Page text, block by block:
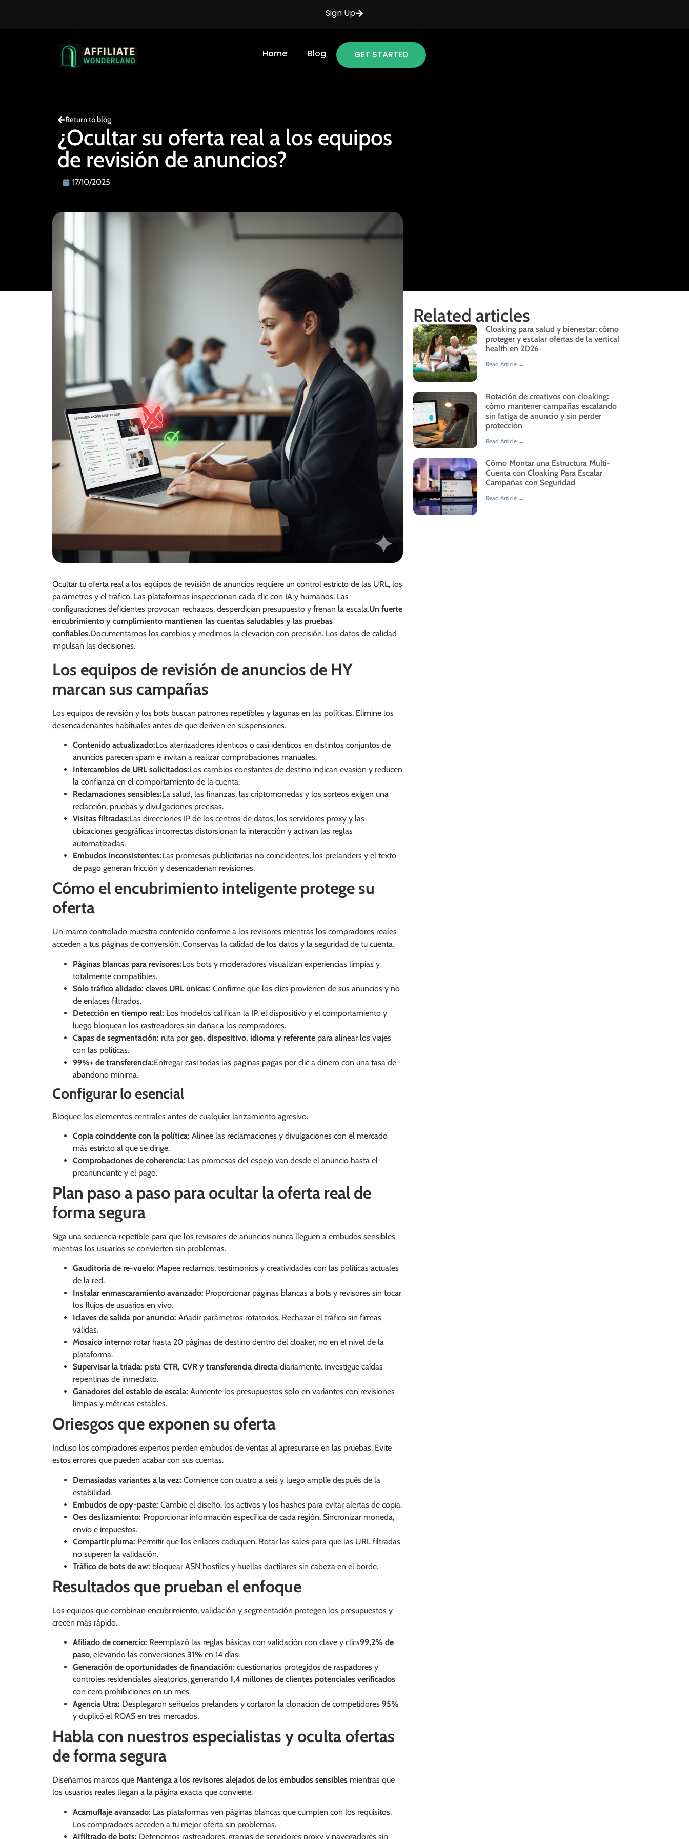
Sign Up
Home Blog GET STARTED
Return to blog
¿Ocultar su oferta real a los equipos
de revisión de anuncios?
17/10/2025
Ocultar tu oferta real a los equipos de revisión de anuncios requiere un control estricto de las URL, los
parámetros y el tráfico. Las plataformas inspeccionan cada clic con IA y humanos. Las
configuraciones deficientes provocan rechazos, desperdician presupuesto y frenan la escala.Un fuerte
encubrimiento y cumplimiento mantienen las cuentas saludables y las pruebas
confiables.Documentamos los cambios y medimos la elevación con precisión. Los datos de calidad
impulsan las decisiones.
Los equipos de revisión de anuncios de HY
marcan sus campañas
Los equipos de revisión y los bots buscan patrones repetibles y lagunas en las políticas. Elimine los
desencadenantes habituales antes de que deriven en suspensiones.
Contenido actualizado:Los aterrizadores idénticos o casi idénticos en distintos conjuntos de
anuncios parecen spam e invitan a realizar comprobaciones manuales.
Intercambios de URL solicitados:Los cambios constantes de destino indican evasión y reducen
la confianza en el comportamiento de la cuenta.
Reclamaciones sensibles:La salud, las finanzas, las criptomonedas y los sorteos exigen una
redacción, pruebas y divulgaciones precisas.
Visitas filtradas:Las direcciones IP de los centros de datos, los servidores proxy y las
ubicaciones geográficas incorrectas distorsionan la interacción y activan las reglas
automatizadas.
Embudos inconsistentes:Las promesas publicitarias no coincidentes, los prelanders y el texto
de pago generan fricción y desencadenan revisiones.
Cómo el encubrimiento inteligente protege su
oferta
Un marco controlado muestra contenido conforme a los revisores mientras los compradores reales
acceden a tus páginas de conversión. Conservas la calidad de los datos y la seguridad de tu cuenta.
Páginas blancas para revisores:Los bots y moderadores visualizan experiencias limpias y
totalmente compatibles.
Sólo tráfico alidado: claves URL únicas: Confirme que los clics provienen de sus anuncios y no
de enlaces filtrados.
Detección en tiempo real: Los modelos califican la IP, el dispositivo y el comportamiento y
luego bloquean los rastreadores sin dañar a los compradores.
Capas de segmentación: ruta por geo, dispositivo, idioma y referente para alinear los viajes
con las políticas.
99%+ de transferencia:Entregar casi todas las páginas pagas por clic a dinero con una tasa de
abandono mínima.
Configurar lo esencial
Bloquee los elementos centrales antes de cualquier lanzamiento agresivo.
Copia coincidente con la política: Alinee las reclamaciones y divulgaciones con el mercado
más estricto al que se dirige.
Comprobaciones de coherencia: Las promesas del espejo van desde el anuncio hasta el
preanunciante y el pago.
Plan paso a paso para ocultar la oferta real de
forma segura
Siga una secuencia repetible para que los revisores de anuncios nunca lleguen a embudos sensibles
mientras los usuarios se convierten sin problemas.
Gauditoría de re-vuelo: Mapee reclamos, testimonios y creatividades con las políticas actuales
de la red.
Instalar enmascaramiento avanzado: Proporcionar páginas blancas a bots y revisores sin tocar
los flujos de usuarios en vivo.
Iclaves de salida por anuncio: Añadir parámetros rotatorios. Rechazar el tráfico sin firmas
válidas.
Mosaico interno: rotar hasta 20 páginas de destino dentro del cloaker, no en el nivel de la
plataforma.
Supervisar la tríada: pista CTR, CVR y transferencia directa diariamente. Investigue caídas
repentinas de inmediato.
Ganadores del establo de escala: Aumente los presupuestos solo en variantes con revisiones
limpias y métricas estables.
Oriesgos que exponen su oferta
Incluso los compradores expertos pierden embudos de ventas al apresurarse en las pruebas. Evite
estos errores que pueden acabar con sus cuentas.
Demasiadas variantes a la vez: Comience con cuatro a seis y luego amplíe después de la
estabilidad.
Embudos de opy-paste: Cambie el diseño, los activos y los hashes para evitar alertas de copia.
Oes deslizamiento: Proporcionar información específica de cada región. Sincronizar moneda,
envío e impuestos.
Compartir pluma: Permitir que los enlaces caduquen. Rotar las sales para que las URL filtradas
no superen la validación.
Tráfico de bots de aw: bloquear ASN hostiles y huellas dactilares sin cabeza en el borde.
Resultados que prueban el enfoque
Los equipos que combinan encubrimiento, validación y segmentación protegen los presupuestos y
crecen más rápido.
Afiliado de comercio: Reemplazó las reglas básicas con validación con clave y clics99,2% de
paso, elevando las conversiones 31% en 14 días.
Generación de oportunidades de financiación: cuestionarios protegidos de raspadores y
controles residenciales aleatorios, generando 1,4 millones de clientes potenciales verificados
con cero prohibiciones en un mes.
Agencia Utra: Desplegaron señuelos prelanders y cortaron la clonación de competidores 95%
y duplicó el ROAS en tres mercados.
Habla con nuestros especialistas y oculta ofertas
de forma segura
Diseñamos marcos que Mantenga a los revisores alejados de los embudos sensibles mientras que
los usuarios reales llegan a la página exacta que convierte.
Acamuflaje avanzado: Las plataformas ven páginas blancas que cumplen con los requisitos.
Los compradores acceden a tu mejor oferta sin problemas.
AIfiltrado de bots: Detenemos rastreadores, granjas de servidores proxy y navegadores sin
Related articles
Cloaking para salud y bienestar: cómo
proteger y escalar ofertas de la vertical
health en 2026
Read Article →
Rotación de creativos con cloaking:
cómo mantener campañas escalando
sin fatiga de anuncio y sin perder
protección
Read Article →
Cómo Montar una Estructura Multi-
Cuenta con Cloaking Para Escalar
Campañas con Seguridad
Read Article →